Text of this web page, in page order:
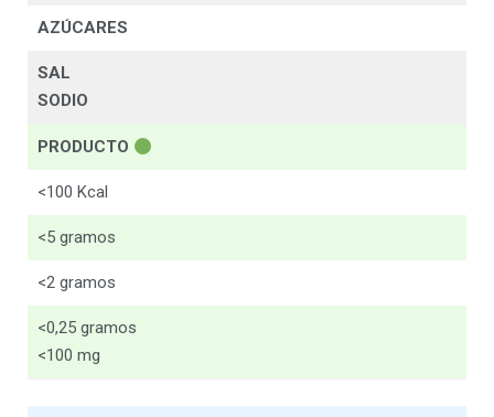
AZÚCARES
SAL
SODIO
PRODUCTO
<100 Kcal
<5 gramos
<2 gramos
<0,25 gramos
<100 mg